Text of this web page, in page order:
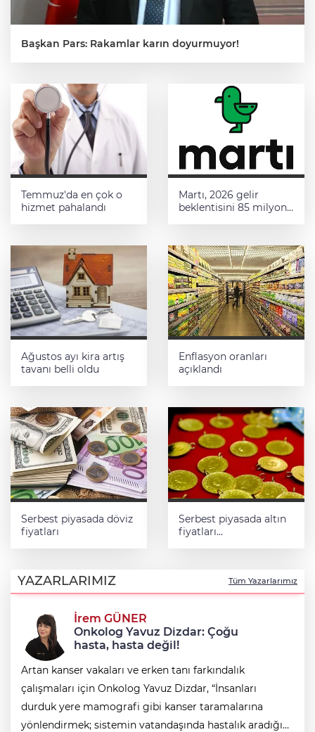
Başkan Pars: Rakamlar karın doyurmuyor!
Temmuz'da en çok o
hizmet pahalandı
Martı, 2026 gelir
beklentisini 85 milyon
Ağustos ayı kira artış
tavanı belli oldu
Enflasyon oranları
açıklandı
Serbest piyasada döviz
fiyatları
Serbest piyasada altın
fiyatları...
YAZARLARIMIZ Tüm Yazarlarımız
İrem GÜNER
Onkolog Yavuz Dizdar: Çoğu
hasta, hasta değil!
Artan kanser vakaları ve erken tanı farkındalık
çalışmaları için Onkolog Yavuz Dizdar, “İnsanları
durduk yere mamografi gibi kanser taramalarına
yönlendirmek; sistemin vatandaşında hastalık aradığını